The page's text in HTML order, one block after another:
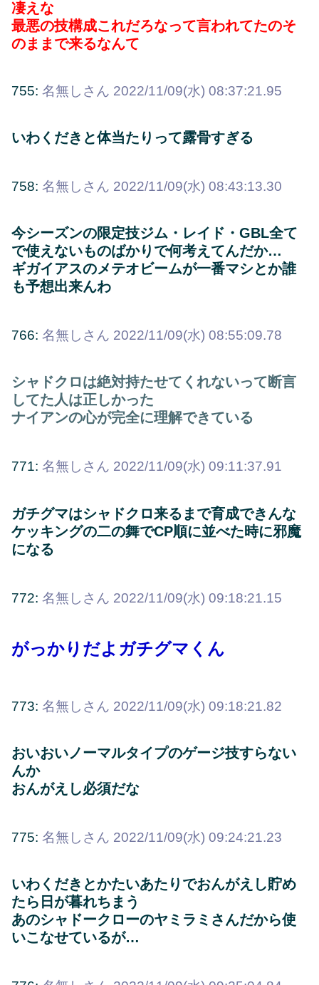
凄えな
最悪の技構成これだろなって言われてたのそ
のままで来るなんて
755: 名無しさん 2022/11/09(水) 08:37:21.95
いわくだきと体当たりって露骨すぎる
758: 名無しさん 2022/11/09(水) 08:43:13.30
今シーズンの限定技ジム・レイド・GBL全て
で使えないものばかりで何考えてんだか…
ギガイアスのメテオビームが一番マシとか誰
も予想出来んわ
766: 名無しさん 2022/11/09(水) 08:55:09.78
シャドクロは絶対持たせてくれないって断言
してた人は正しかった
ナイアンの心が完全に理解できている
771: 名無しさん 2022/11/09(水) 09:11:37.91
ガチグマはシャドクロ来るまで育成できんな
ケッキングの二の舞でCP順に並べた時に邪魔
になる
772: 名無しさん 2022/11/09(水) 09:18:21.15
がっかりだよガチグマくん
773: 名無しさん 2022/11/09(水) 09:18:21.82
おいおいノーマルタイプのゲージ技すらない
んか
おんがえし必須だな
775: 名無しさん 2022/11/09(水) 09:24:21.23
いわくだきとかたいあたりでおんがえし貯め
たら日が暮れちまう
あのシャドークローのヤミラミさんだから使
いこなせているが…